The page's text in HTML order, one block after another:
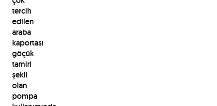
tercih
edilen
araba
kaportası
göçük
tamiri
şekli
olan
pompa